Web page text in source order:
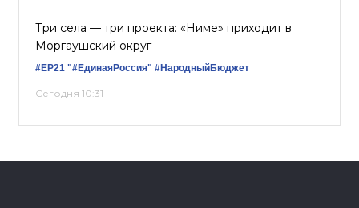
Три села — три проекта: «Ниме» приходит в
Моргаушский округ
#ЕР21 "#ЕдинаяРоссия" #НародныйБюджет
Сегодня 10:31